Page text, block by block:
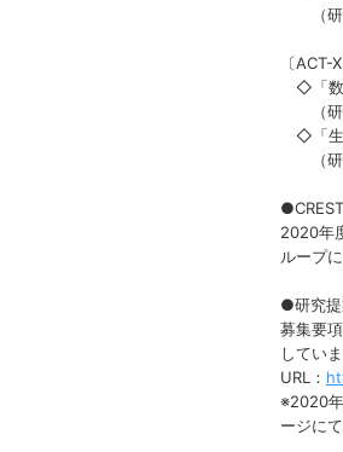
（研
〔ACT-X
◇「数
（研
◇「生
（研
2020年
ループ
●研究提
募集要
してい
URL：
※2020
ージに